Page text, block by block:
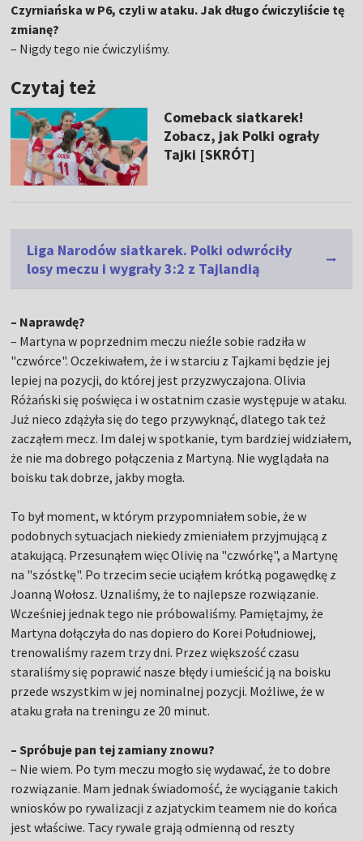
Czyrniańska w P6, czyli w ataku. Jak długo ćwiczyliście tę
zmianę?
– Nigdy tego nie ćwiczyliśmy.
Czytaj też
Comeback siatkarek!
Zobacz, jak Polki ograły
Tajki [SKRÓT]
Liga Narodów siatkarek. Polki odwróciły
losy meczu i wygrały 3:2 z Tajlandią
– Naprawdę?
– Martyna w poprzednim meczu nieźle sobie radziła w
"czwórce". Oczekiwałem, że i w starciu z Tajkami będzie jej
lepiej na pozycji, do której jest przyzwyczajona. Olivia
Różański się poświęca i w ostatnim czasie występuje w ataku.
Już nieco zdążyła się do tego przywyknąć, dlatego tak też
zacząłem mecz. Im dalej w spotkanie, tym bardziej widziałem,
że nie ma dobrego połączenia z Martyną. Nie wyglądała na
boisku tak dobrze, jakby mogła.
To był moment, w którym przypomniałem sobie, że w
podobnych sytuacjach niekiedy zmieniałem przyjmującą z
atakującą. Przesunąłem więc Olivię na "czwórkę", a Martynę
na "szóstkę". Po trzecim secie uciąłem krótką pogawędkę z
Joanną Wołosz. Uznaliśmy, że to najlepsze rozwiązanie.
Wcześniej jednak tego nie próbowaliśmy. Pamiętajmy, że
Martyna dołączyła do nas dopiero do Korei Południowej,
trenowaliśmy razem trzy dni. Przez większość czasu
staraliśmy się poprawić nasze błędy i umieścić ją na boisku
przede wszystkim w jej nominalnej pozycji. Możliwe, że w
ataku grała na treningu ze 20 minut.
– Spróbuje pan tej zamiany znowu?
– Nie wiem. Po tym meczu mogło się wydawać, że to dobre
rozwiązanie. Mam jednak świadomość, że wyciąganie takich
wniosków po rywalizacji z azjatyckim teamem nie do końca
jest właściwe. Tacy rywale grają odmienną od reszty